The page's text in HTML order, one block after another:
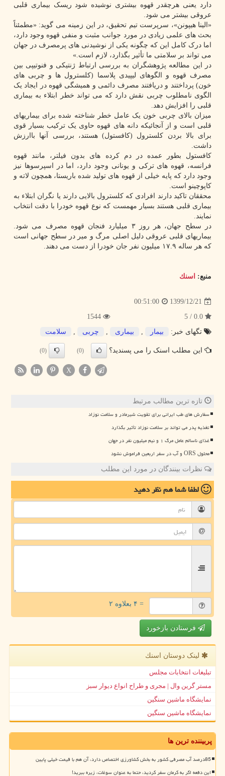
دارد یعنی هرچقدر قهوه بیشتری نوشیده شود ریسک بیماری قلبی
عروقی بیشتر می شود.
«الینا هیپونن»، سرپرست تیم تحقیق، در این زمینه می گوید: «مطمئناً
بحث های علمی زیادی در مورد جوانب مثبت و منفی قهوه وجود دارد،
اما درک کامل این که چگونه یکی از نوشیدنی های پرمصرف در جهان
می تواند بر سلامتی ما تأثیر بگذارد، لازم است.»
در این مطالعه پژوهشگران به بررسی ارتباط ژنتیکی و فنوتیپی بین
مصرف قهوه و الگوهای لیپیدی پلاسما (کلسترول ها و چربی های
خون) پرداختند و دریافتند مصرف دائمی و همیشگی قهوه در ایجاد یک
الگوی نامطلوب چربی نقش دارد که می تواند خطر ابتلاء به بیماری
قلبی را افزایش دهد.
میزان بالای چربی خون یک عامل خطر شناخته شده برای بیماریهای
قلبی است و از آنجائیکه دانه های قهوه حاوی یک ترکیب بسیار قوی
برای بالا بردن کلسترول (کافستول) هستند، بررسی آنها باارزش
داشت.
کافستول بطور عمده در دم کرده های بدون فیلتر، مانند قهوه
فرانسه، قهوه های ترکی و یونانی وجود دارد، اما در اسپرسوها نیز
وجود دارد که پایه خیلی از قهوه های تولید شده باریستا، همچون لاته و
کاپوچینو است.
محققان تاکید دارند افرادی که کلسترول بالایی دارند یا نگران ابتلاء به
بیماری قلبی هستند بسیار مهمست که نوع قهوه خودرا با دقت انتخاب
نمایند.
در سطح جهان، هر روز ۳ میلیارد فنجان قهوه مصرف می شود.
بیماریهای قلبی عروقی دلیل اصلی مرگ و میر در سطح جهانی است
که هر ساله ۱۷.۹ میلیون نفر جان خودرا از دست می دهند.
منبع: اسنك
1399/12/21
00:51:00
تگهای خبر:
بیمار , بیماری , چربی , سلامت
این مطلب اسنک را می پسندید؟ (0)
(0)
X
تازه ترین مطالب مرتبط
سفارش های طب ایرانی برای تقویت شیرمادر و سلامت نوزاد
تغذیه پدر می تواند بر سلامت نوزاد تأثیر بگذارد
غذای ناسالم عامل مرگ ۱ و نیم میلیون نفر در جهان
محلول ORS و آب در سفر اربعین فراموش نشود
نظرات بینندگان در مورد این مطلب
لطفا شما همنظر دهید
= ۴ بعلاوه ۲
فرستادن بازخورد
لینک دوستان اسنك
تبلیغات انتخابات مجلس
مستر گرین وال | مجری و طراح انواع دیوار سبز
نمایشگاه ماشین سنگین
نمایشگاه ماشین سنگین
پربیننده ترین ها
85درصد آب مصرفی کشور به بخش کشاورزی اختصاص دارد، آن هم با قیمت خیلی پایین
این دفعه اگر به کرمان سفر کردید، حتما به عنوان سوغات، زیره ببرید!